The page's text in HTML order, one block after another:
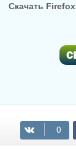
Скачать